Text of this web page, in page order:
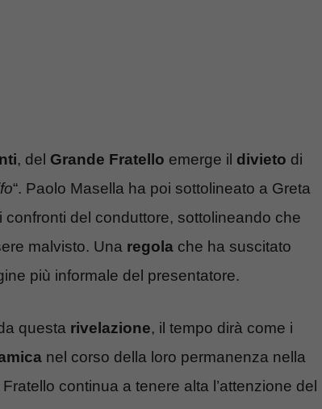
, del Grande Fratello emerge il divieto di
“. Paolo Masella ha poi sottolineato a Greta
confronti del conduttore, sottolineando che
malvisto. Una regola che ha suscitato
più informale del presentatore.
questa rivelazione, il tempo dirà come i
nel corso della loro permanenza nella
continua a tenere alta l’attenzione del